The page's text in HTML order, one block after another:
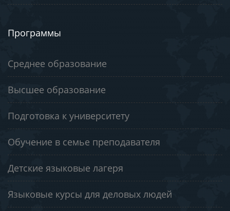
Программы
Среднее образование
Высшее образование
Подготовка к университету
Обучение в семье преподавателя
Детские языковые лагеря
Языковые курсы для деловых людей